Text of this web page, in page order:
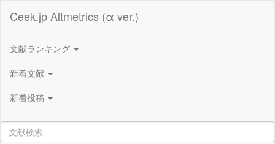
Ceek.jp Altmetrics (α ver.)
文献ランキング
新着文献
新着投稿